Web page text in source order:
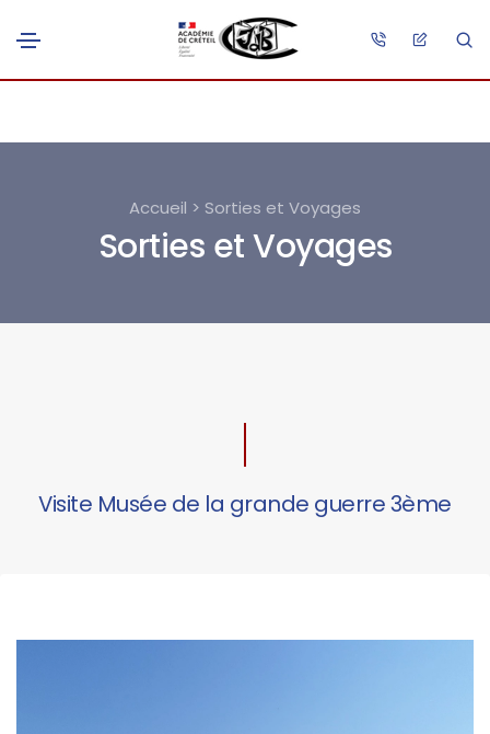
Accueil > Sorties et Voyages
Sorties et Voyages
Visite Musée de la grande guerre 3ème